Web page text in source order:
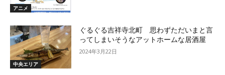
アニメ
中央エリア
ぐるぐる吉祥寺北町 思わずただいまと言
ってしまいそうなアットホームな居酒屋
2024年3月22日